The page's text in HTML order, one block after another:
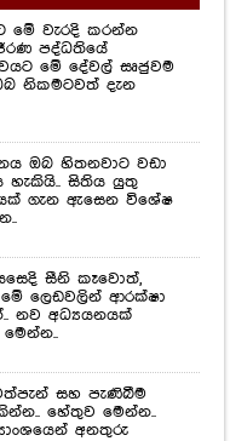
ඔබ හිතනවාට වඩා
හැකියි.. සිතිය යුතු
ගැන ඇසෙන විශේෂ
සීනි කෑවොත්,
ලෙඩවලින් ආරක්ෂා
නව අධ්‍යයනයක්
සහ පැණිබීම
හේතුව මෙන්න..
අනතුරු
තියන "පනාමල්"
අඩුවීමට හොඳම
දැන සිටියාද...?